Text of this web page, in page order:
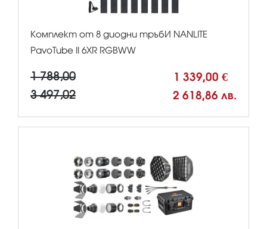
Комплект от 8 диодни тръбИ NANLITE
PavoTube II 6XR RGBWW
1 788,00 1 339,00 €
3 497,02 2 618,86 лв.